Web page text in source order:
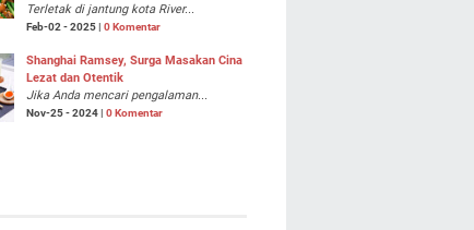
Terletak di jantung kota River...
Feb-02 - 2025 | 0 Komentar
Shanghai Ramsey, Surga Masakan Cina
Lezat dan Otentik
Jika Anda mencari pengalaman...
Nov-25 - 2024 | 0 Komentar